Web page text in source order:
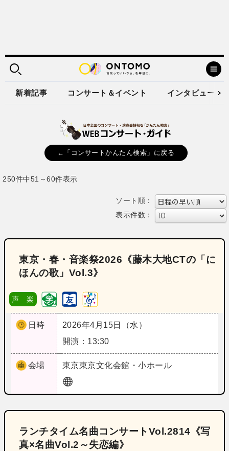
新着記事 コンサート＆イベント インタビュー
←「コンサートかんたん検索」に戻る
250件中51～60件表示
ソート順：
表示件数：
東京・春・音楽祭2026《藤木大地CTの「に
ほんの歌」Vol.3》
声 楽
日時
2026年4月15日（水）
開演：13:30
会場 東京東京文化会館・小ホール
ランチタイム名曲コンサートVol.2814《写
真×名曲Vol.2～失恋編》